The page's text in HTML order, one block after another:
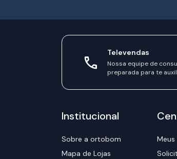
Televendas
Nossa equipe de
preparada para te
Institucional
Sobre a ortobom
Mapa de Lojas
Meus